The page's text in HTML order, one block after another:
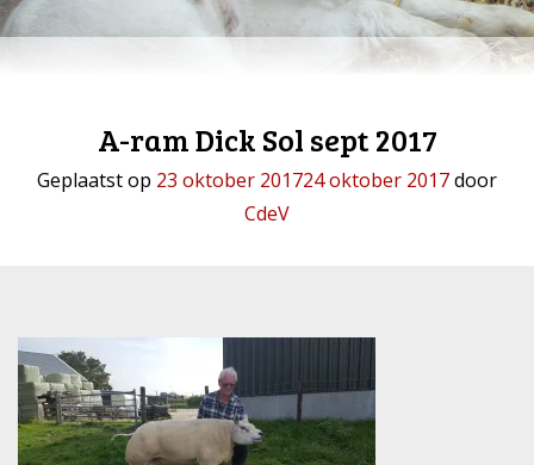
A-ram Dick Sol sept 2017
Geplaatst op 23 oktober 201724 oktober 2017door
CdeV